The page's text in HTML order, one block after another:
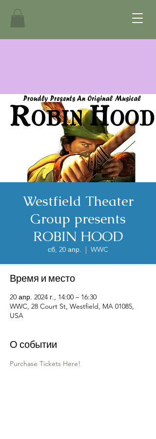
Westfield Theater
Group presents
ROBIN HOOD
сб, 20 апр.
  |
WWC
Время и место
20 апр. 2024 г., 14:00 – 16:30
WWC, 28 Court St, Westfield, MA 01085,
USA
О событии
Purchase Tickets Here!